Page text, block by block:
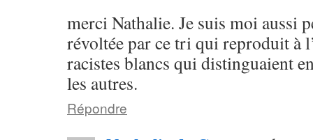
merci Nathalie. Je suis moi aussi
révoltée par ce tri qui reproduit à
racistes blancs qui distinguaient
les autres.
Répondre